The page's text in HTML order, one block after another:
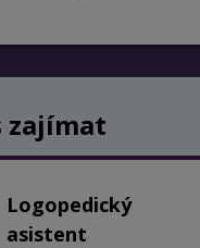
zajímat
Logopedický
asistent